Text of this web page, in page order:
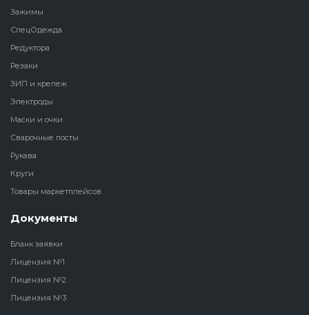
Зажимы
СпецОдежда
Редуктора
Резаки
ЗИП и крепеж
Электроды
Маски и очки
Сварочные посты
Рукава
Круги
Товары маркетплейсов
Документы
Бланк заявки
Лицензия №1
Лицензия №2
Лицензия №3